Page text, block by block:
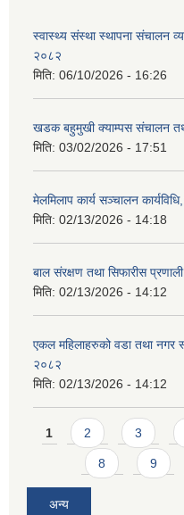
स्वास्थ्य संस्था स्थापना संचालन
२०८२
मिति: 06/10/2026 - 16:26
खडक बहुमुखी क्याम्पस संचालन
मिति: 03/02/2026 - 17:51
मेलमिलाप कार्य सञ्चालन
मिति: 02/13/2026 - 14:18
बाल संरक्षण तथा सिफारीस
मिति: 02/13/2026 - 14:12
एकल महिलाहरुको वडा तथा नगर
२०८२
मिति: 02/13/2026 - 14:12
Pages
1 2 3
8 9
अन्य